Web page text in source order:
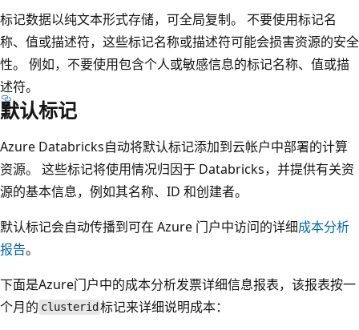
标记数据以纯文本形式存储，可全局复制。 不要使用标记名
称、值或描述符，这些标记名称或描述符可能会损害资源的安全
性。 例如，不要使用包含个人或敏感信息的标记名称、值或描
述符。
默认标记
Azure Databricks自动将默认标记添加到云帐户中部署的计算
资源。 这些标记将使用情况归因于 Databricks，并提供有关资
源的基本信息，例如其名称、ID 和创建者。
默认标记会自动传播到可在 Azure 门户中访问的详细成本分析
报告。
下面是Azure门户中的成本分析发票详细信息报表，该报表按一
个月的 clusterid 标记来详细说明成本：